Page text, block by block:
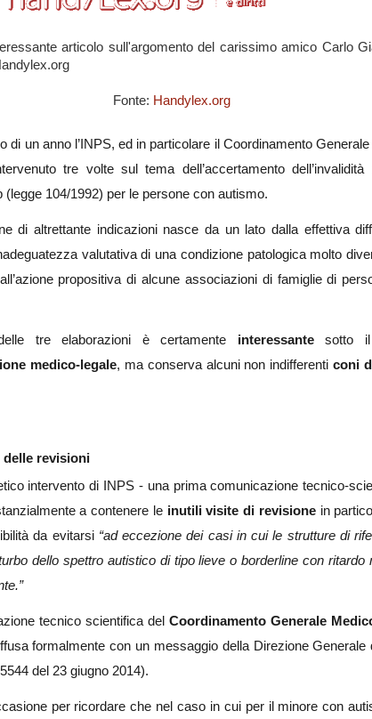
articolo sull'argomento del carissimo amico Carlo
Fonte: Handylex.org
di un anno l’INPS, ed in particolare il Coordinamento
tre volte sul tema dell’accertamento
(legge 104/1992) per le persone con autismo.
di altrettante indicazioni nasce da un lato dalla effettiva
valutativa di una condizione patologica molto
propositiva di alcune associazioni di famiglie di
delle tre elaborazioni è certamente interessantesotto il
medico-legale, ma conserva alcuni non indifferenticoni
delle revisioni
intervento di INPS - una prima comunicazione tecnico-
a contenere le inutili visite di revisionein
da evitarsi “ad eccezione dei casi in cui le strutture di
dello spettro autistico di tipo lieve o borderline con ritardo
tecnico scientifica del Coordinamento Generale
formalmente con un messaggio della Direzione Generale
del 23 giugno 2014).
per ricordare che nel caso in cui per il minore con